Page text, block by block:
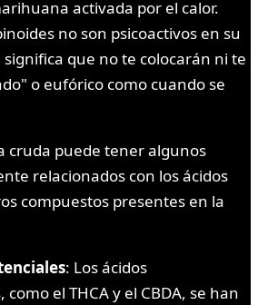
activada por el calor.
no son psicoactivos en su
que no te colocarán ni te
o eufórico como cuando se
cruda puede tener algunos
relacionados con los ácidos
compuestos presentes en la
: Los ácidos
el THCA y el CBDA, se han